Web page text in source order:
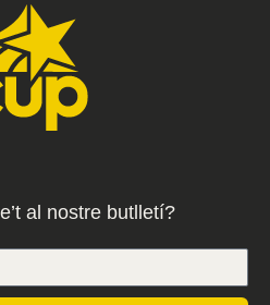
al nostre butlletí?